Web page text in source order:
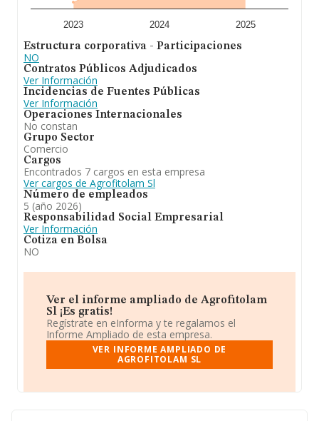
todas las empresas en España, la empresa ha
experimentado una mejora. En cuanto a la posición en
posiciones.
2023 2024 2025
Estructura corporativa - Participaciones
NO
Contratos Públicos Adjudicados
Ver Información
Incidencias de Fuentes Públicas
Ver Información
Operaciones Internacionales
No constan
Grupo Sector
Comercio
Cargos
Encontrados 7 cargos en esta empresa
Ver cargos de Agrofitolam Sl
Número de empleados
5 (año 2026)
Responsabilidad Social Empresarial
Ver Información
Cotiza en Bolsa
NO
Ver el informe ampliado de Agrofitolam
Sl ¡Es gratis!
Regístrate en eInforma y te regalamos el
Informe Ampliado de esta empresa.
VER INFORME AMPLIADO DE
AGROFITOLAM SL